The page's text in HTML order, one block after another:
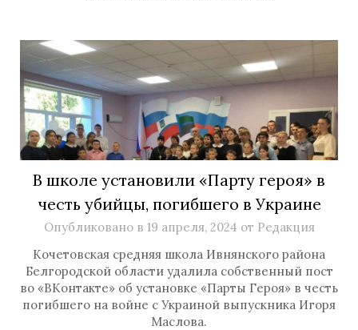
В школе установили «Парту героя» в
честь убийцы, погибшего в Украине
Опубликовано в 19 апреля, 2024 от Редакция
Кочетовская средняя школа Ивнянского района
Белгородской области удалила собственный пост
во «ВКонтакте» об установке «Парты Героя» в честь
погибшего на войне с Украиной выпускника Игоря
Маслова.